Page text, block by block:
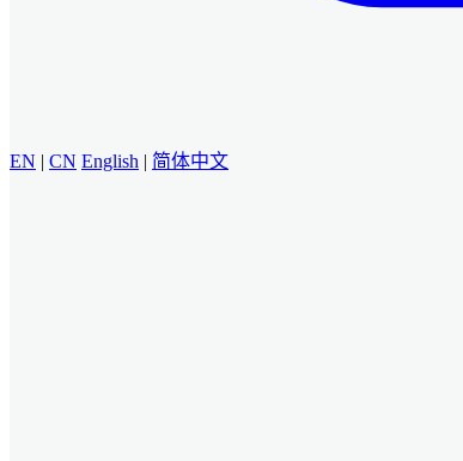
EN | CN English | 简体中文